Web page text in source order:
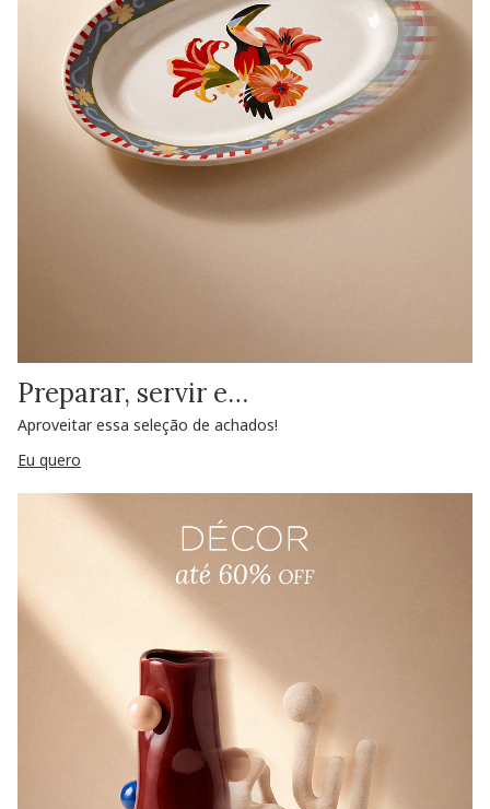
Preparar, servir e…
Aproveitar essa seleção de achados!
Eu quero